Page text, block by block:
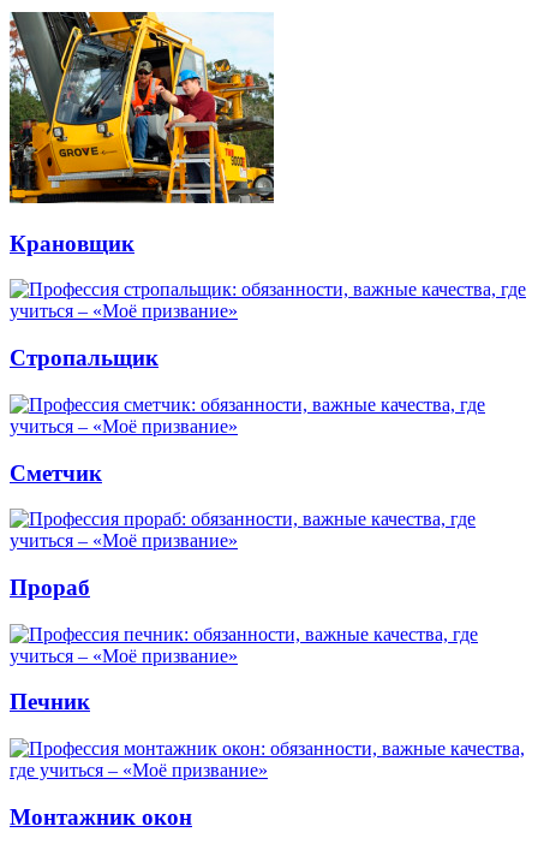
Крановщик
Стропальщик
Сметчик
Прораб
Печник
Монтажник окон